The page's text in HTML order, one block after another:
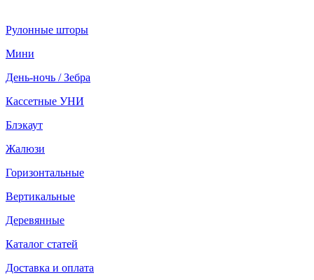
Рулонные шторы
Мини
День-ночь / Зебра
Кассетные УНИ
Блэкаут
Жалюзи
Горизонтальные
Вертикальные
Деревянные
Каталог статей
Доставка и оплата